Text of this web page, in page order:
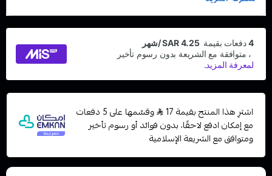
اشترِ هذا المنتج بقيمة 17
وقسّمها على 5 دفعات
مع إمكان ادفع لاحقًا، بدون فوائد أو رسوم تأخير
ومتوافق مع الشريعة الإسلامية